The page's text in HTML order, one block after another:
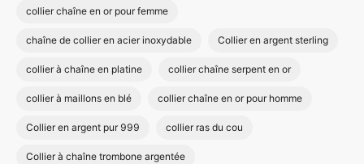
collier chaîne en or pour femme
chaîne de collier en acier inoxydable Collier en argent sterling
collier à chaîne en platine collier chaîne serpent en or
collier à maillons en blé collier chaîne en or pour homme
Collier en argent pur 999 collier ras du cou
Collier à chaîne trombone argentée